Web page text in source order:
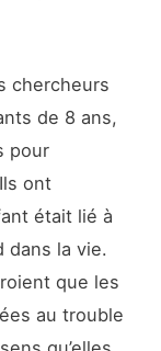
chercheurs
de 8 ans,
pour
ont
était lié à
dans la vie.
que les
au trouble